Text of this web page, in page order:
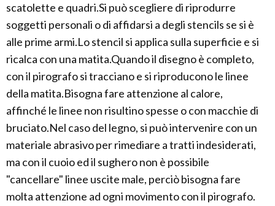
scatolette e quadri.Si può scegliere di riprodurre
soggetti personali o di affidarsi a degli stencils se si è
alle prime armi.Lo stencil si applica sulla superficie e si
ricalca con una matita.Quando il disegno è completo,
con il pirografo si tracciano e si riproducono le linee
della matita.Bisogna fare attenzione al calore,
affinché le linee non risultino spesse o con macchie di
bruciato.Nel caso del legno, si può intervenire con un
materiale abrasivo per rimediare a tratti indesiderati,
ma con il cuoio ed il sughero non è possibile
"cancellare" linee uscite male, perciò bisogna fare
molta attenzione ad ogni movimento con il pirografo.